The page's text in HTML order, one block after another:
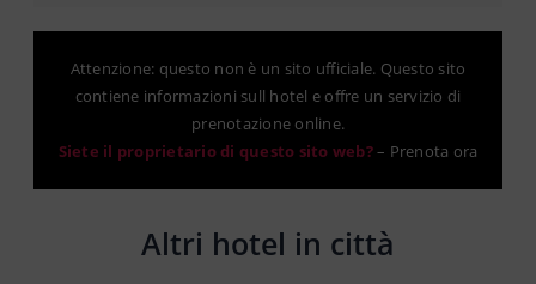
Attenzione: questo non è un sito ufficiale. Questo sito
contiene informazioni sull hotel e offre un servizio di
prenotazione online.
Siete il proprietario di questo sito web?– Prenota ora
Altri hotel in città